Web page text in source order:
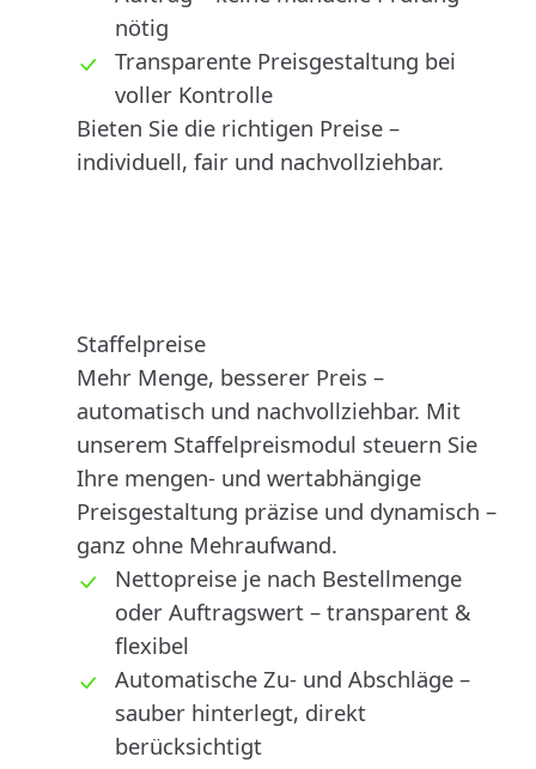
nötig
Transparente Preisgestaltung bei
voller Kontrolle
Bieten Sie die richtigen Preise –
individuell, fair und nachvollziehbar.
Staffelpreise
Mehr Menge, besserer Preis –
automatisch und nachvollziehbar. Mit
unserem Staffelpreismodul steuern Sie
Ihre mengen- und wertabhängige
Preisgestaltung präzise und dynamisch –
ganz ohne Mehraufwand.
Nettopreise je nach Bestellmenge
oder Auftragswert – transparent &
flexibel
Automatische Zu- und Abschläge –
sauber hinterlegt, direkt
berücksichtigt